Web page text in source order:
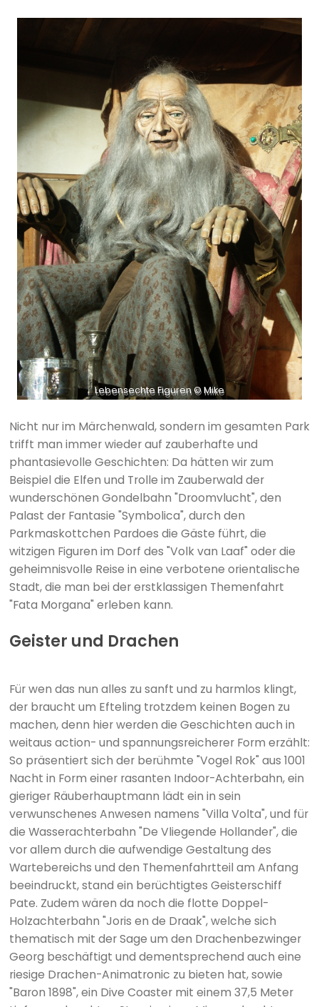
Lebensechte Figuren © Mike
Nicht nur im Märchenwald, sondern im gesamten Park
trifft man immer wieder auf zauberhafte und
phantasievolle Geschichten: Da hätten wir zum
Beispiel die Elfen und Trolle im Zauberwald der
wunderschönen Gondelbahn "Droomvlucht", den
Palast der Fantasie "Symbolica", durch den
Parkmaskottchen Pardoes die Gäste führt, die
witzigen Figuren im Dorf des "Volk van Laaf" oder die
geheimnisvolle Reise in eine verbotene orientalische
Stadt, die man bei der erstklassigen Themenfahrt
"Fata Morgana" erleben kann.
Geister und Drachen
Für wen das nun alles zu sanft und zu harmlos klingt,
der braucht um Efteling trotzdem keinen Bogen zu
machen, denn hier werden die Geschichten auch in
weitaus action- und spannungsreicherer Form erzählt:
So präsentiert sich der berühmte "Vogel Rok" aus 1001
Nacht in Form einer rasanten Indoor-Achterbahn, ein
gieriger Räuberhauptmann lädt ein in sein
verwunschenes Anwesen namens "Villa Volta", und für
die Wasserachterbahn "De Vliegende Hollander", die
vor allem durch die aufwendige Gestaltung des
Wartebereichs und den Themenfahrtteil am Anfang
beeindruckt, stand ein berüchtigtes Geisterschiff
Pate. Zudem wären da noch die flotte Doppel-
Holzachterbahn "Joris en de Draak", welche sich
thematisch mit der Sage um den Drachenbezwinger
Georg beschäftigt und dementsprechend auch eine
riesige Drachen-Animatronic zu bieten hat, sowie
"Baron 1898", ein Dive Coaster mit einem 37,5 Meter